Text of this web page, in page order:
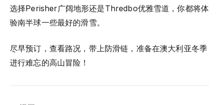
选择Perisher广阔地形还是Thredbo优雅雪道，你都将体
验南半球一些最好的滑雪。
尽早预订，查看路况，带上防滑链，准备在澳大利亚冬季
进行难忘的高山冒险！